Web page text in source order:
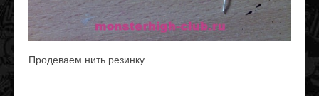
Продеваем нить резинку.